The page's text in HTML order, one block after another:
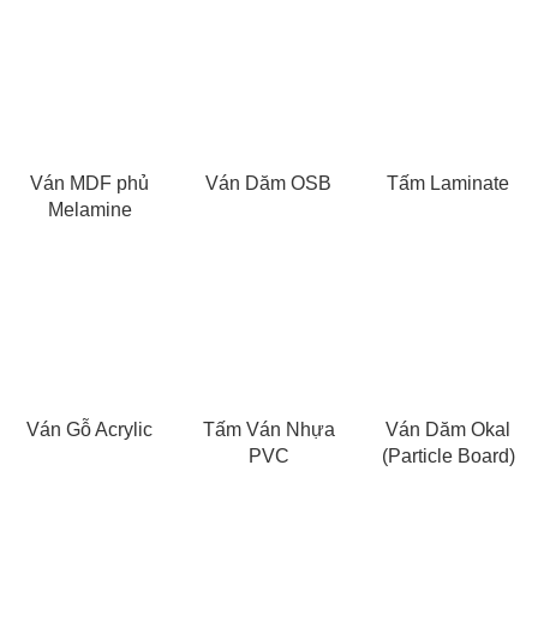
Ván MDF phủ
Melamine
Ván Dăm OSB Tấm Laminate
Ván Gỗ Acrylic
Tấm Ván Nhựa
PVC
Ván Dăm Okal
(Particle Board)